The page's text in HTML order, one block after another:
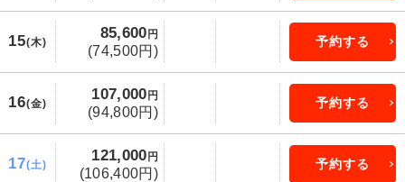
15(木)
85,600 円
(74,500円)
予約する
16(金)
107,000 円
(94,800円)
予約する
17(土)
121,000 円
(106,400円)
予約する